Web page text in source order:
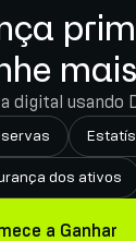
digital usando
dos ativos
a Ganhar